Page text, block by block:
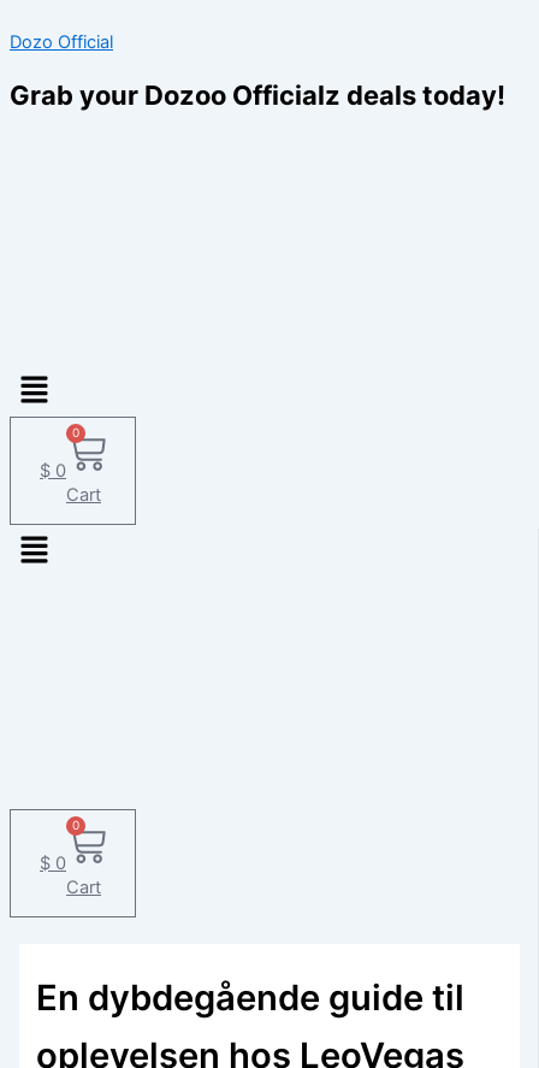
to
Dozo Official
Grab your Dozoo Officialz deals today!
Menu
$ 0
0
Cart
Menu
$ 0
0
Cart
En dybdegående guide til
oplevelsen hos LeoVegas